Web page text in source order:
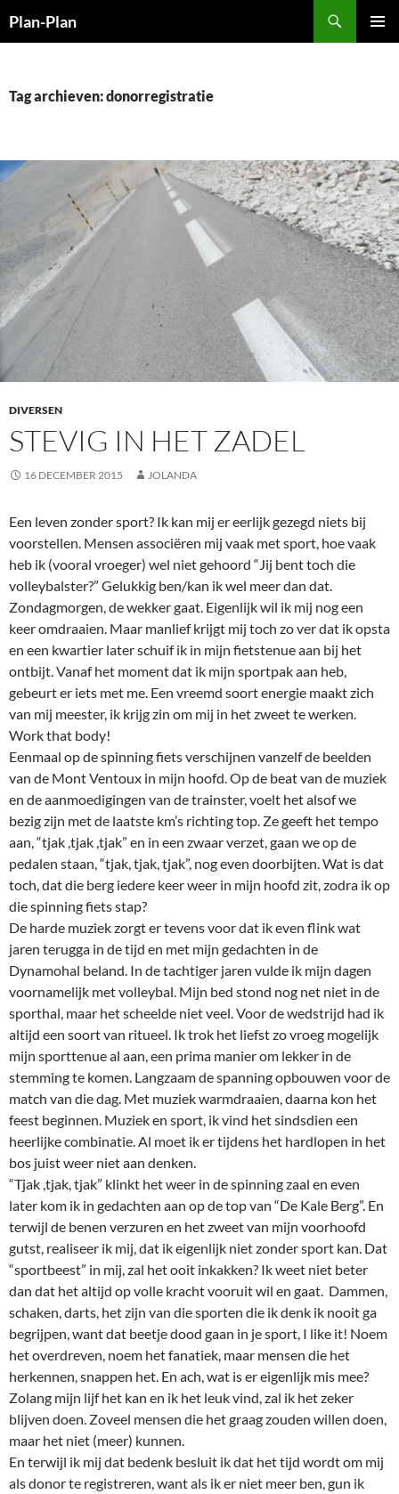
naar
Plan-Plan
Tag archieven: donorregistratie
DIVERSEN
STEVIG IN HET ZADEL
16 DECEMBER 2015 JOLANDA
Een leven zonder sport? Ik kan mij er eerlijk gezegd niets bij
voorstellen. Mensen associëren mij vaak met sport, hoe vaak
heb ik (vooral vroeger) wel niet gehoord “Jij bent toch die
volleybalster?” Gelukkig ben/kan ik wel meer dan dat.
Zondagmorgen, de wekker gaat. Eigenlijk wil ik mij nog een
keer omdraaien. Maar manlief krijgt mij toch zo ver dat ik opsta
en een kwartier later schuif ik in mijn fietstenue aan bij het
ontbijt. Vanaf het moment dat ik mijn sportpak aan heb,
gebeurt er iets met me. Een vreemd soort energie maakt zich
van mij meester, ik krijg zin om mij in het zweet te werken.
Work that body!
Eenmaal op de spinning fiets verschijnen vanzelf de beelden
van de Mont Ventoux in mijn hoofd. Op de beat van de muziek
en de aanmoedigingen van de trainster, voelt het alsof we
bezig zijn met de laatste km’s richting top. Ze geeft het tempo
aan, “tjak ,tjak ,tjak” en in een zwaar verzet, gaan we op de
pedalen staan, “tjak, tjak, tjak”, nog even doorbijten. Wat is dat
toch, dat die berg iedere keer weer in mijn hoofd zit, zodra ik op
die spinning fiets stap?
De harde muziek zorgt er tevens voor dat ik even flink wat
jaren terugga in de tijd en met mijn gedachten in de
Dynamohal beland. In de tachtiger jaren vulde ik mijn dagen
voornamelijk met volleybal. Mijn bed stond nog net niet in de
sporthal, maar het scheelde niet veel. Voor de wedstrijd had ik
altijd een soort van ritueel. Ik trok het liefst zo vroeg mogelijk
mijn sporttenue al aan, een prima manier om lekker in de
stemming te komen. Langzaam de spanning opbouwen voor de
match van die dag. Met muziek warmdraaien, daarna kon het
feest beginnen. Muziek en sport, ik vind het sindsdien een
heerlijke combinatie. Al moet ik er tijdens het hardlopen in het
bos juist weer niet aan denken.
“Tjak ,tjak, tjak” klinkt het weer in de spinning zaal en even
later kom ik in gedachten aan op de top van “De Kale Berg”. En
terwijl de benen verzuren en het zweet van mijn voorhoofd
gutst, realiseer ik mij, dat ik eigenlijk niet zonder sport kan. Dat
“sportbeest” in mij, zal het ooit inkakken? Ik weet niet beter
dan dat het altijd op volle kracht vooruit wil en gaat. Dammen,
schaken, darts, het zijn van die sporten die ik denk ik nooit ga
begrijpen, want dat beetje dood gaan in je sport, I like it! Noem
het overdreven, noem het fanatiek, maar mensen die het
herkennen, snappen het. En ach, wat is er eigenlijk mis mee?
Zolang mijn lijf het kan en ik het leuk vind, zal ik het zeker
blijven doen. Zoveel mensen die het graag zouden willen doen,
maar het niet (meer) kunnen.
En terwijl ik mij dat bedenk besluit ik dat het tijd wordt om mij
als donor te registreren, want als ik er niet meer ben, gun ik